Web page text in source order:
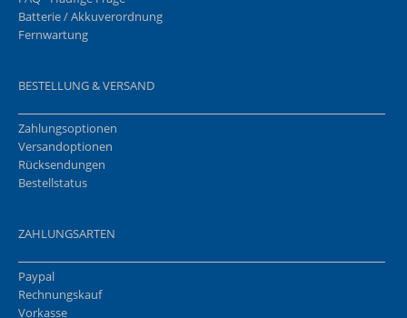
Batterie / Akkuverordnung
Fernwartung
BESTELLUNG & VERSAND
Zahlungsoptionen
Versandoptionen
Rücksendungen
Bestellstatus
ZAHLUNGSARTEN
Paypal
Rechnungskauf
Vorkasse